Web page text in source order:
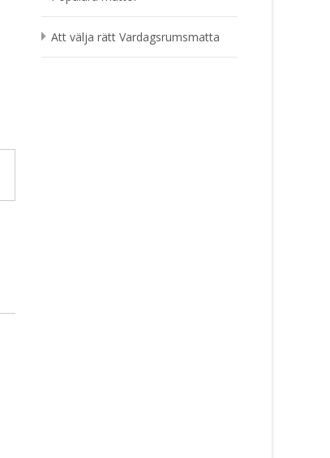
Att välja rätt Vardagsrumsmatta